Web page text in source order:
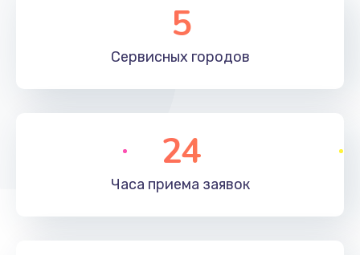
5
Сервисных городов
24
Часа приема заявок